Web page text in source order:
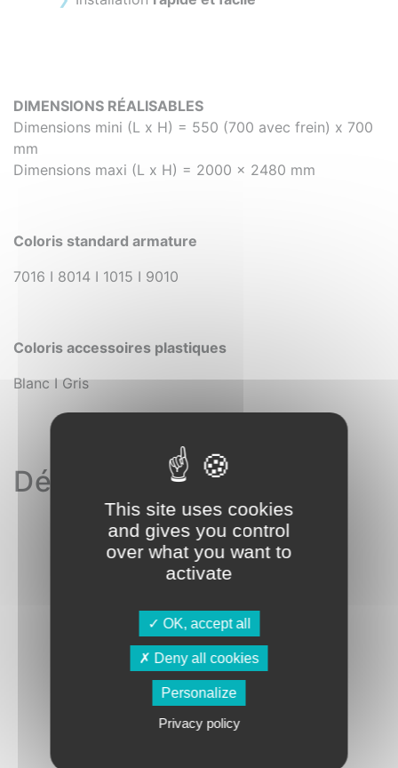
DIMENSIONS RÉALISABLES
Dimensions mini (L x H) = 550 (700 avec frein) x 700
mm
Dimensions maxi (L x H) = 2000 x 2480 mm
Coloris standard armature
7016 I 8014 I 1015 I 9010
Coloris accessoires plastiques
Blanc I Gris
Détails techniques
This site uses cookies
and gives you control
over what you want to
activate
OK, accept all
Deny all cookies
Personalize
Privacy policy